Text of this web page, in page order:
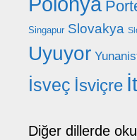
Singapur Slovakya
Uyuyor
İsveç İsviçre
Diğer dillerde